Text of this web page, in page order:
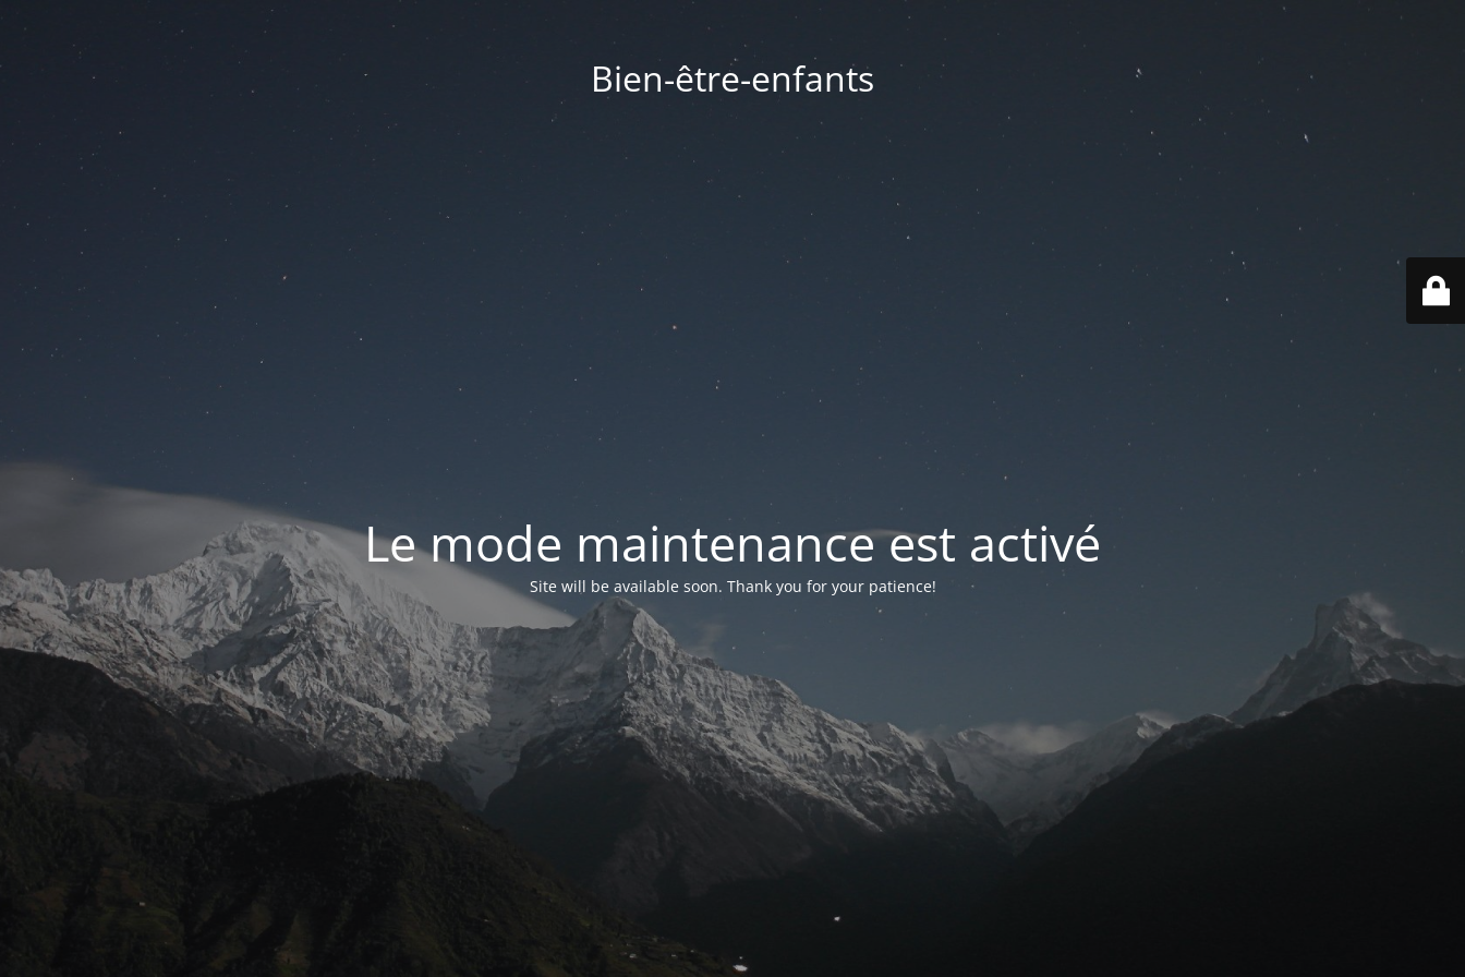
Bien-être-enfants
Le mode maintenance est activé
Site will be available soon. Thank you for your patience!